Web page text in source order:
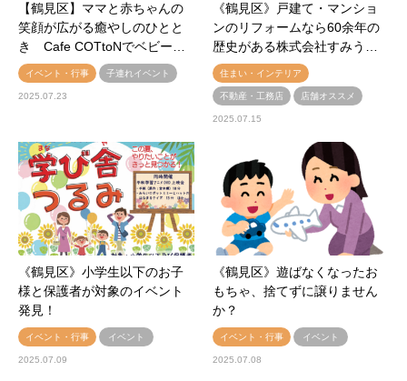
【鶴見区】ママと赤ちゃんの
笑顔が広がる癒やしのひとと
き Cafe COTtoNでベビー…
イベント・行事 子連れイベント
2025.07.23
《鶴見区》戸建て・マンショ
ンのリフォームなら60余年の
歴史がある株式会社すみう…
住まい・インテリア
不動産・工務店 店舗オススメ
2025.07.15
《鶴見区》小学生以下のお子
様と保護者が対象のイベント
発見！
イベント・行事 イベント
2025.07.09
《鶴見区》遊ばなくなったお
もちゃ、捨てずに譲りません
か？
イベント・行事 イベント
2025.07.08